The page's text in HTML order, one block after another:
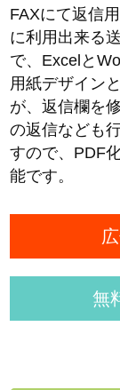
FAXにて返信
に利用出来る
で、Excelと
用紙デザイン
が、返信欄を
の返信なども
すので、PDF
能です。
無